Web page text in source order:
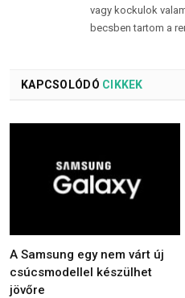
vagy kockulok
becsben tartom a
KAPCSOLÓDÓ CIKKEK
A Samsung egy nem várt új
csúcsmodellel készülhet
jövőre